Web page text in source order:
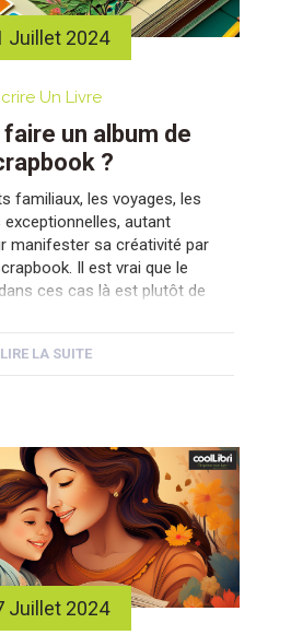
Juillet 2024
Un Livre
un album de
?
familiaux, les voyages, les
autant
manifester sa créativité par
Il est vrai que le
ces cas là est plutôt de
le récit. Mais, […]
LIRE LA SUITE
Juillet 2024